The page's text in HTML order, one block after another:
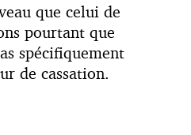
que celui de
pourtant que
spécifiquement
de cassation.